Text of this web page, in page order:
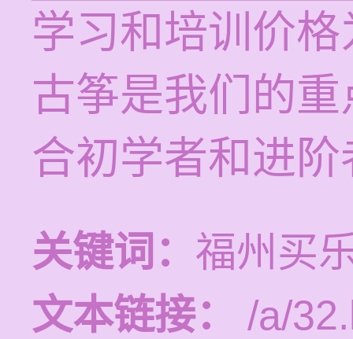
学习和培训价
古筝是我们的
合初学者和进
关键词： 福州买
文本链接：
/a/